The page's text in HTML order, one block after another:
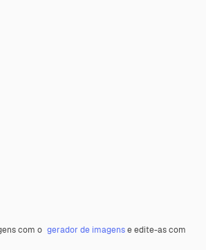
com o gerador de imagense edite-as com